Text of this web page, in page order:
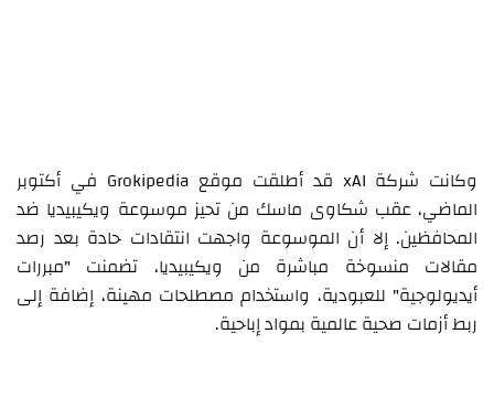
وكانت شركة xAI قد أطلقت موقع Grokipedia في أكتوبر
الماضي، عقب شكاوى ماسك من تحيز موسوعة ويكيبيديا ضد
المحافظين. إلا أن الموسوعة واجهت انتقادات حادة بعد رصد
مقالات منسوخة مباشرة من ويكيبيديا، تضمنت "مبررات
أيديولوجية" للعبودية، واستخدام مصطلحات مهينة، إضافة إلى
ربط أزمات صحية عالمية بمواد إباحية.